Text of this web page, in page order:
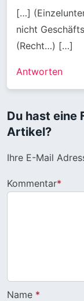
[…]
nicht
(Recht…) […]
Antworten
Du hast eine
Artikel?
Ihre E-Mail
Kommentar*
Name *